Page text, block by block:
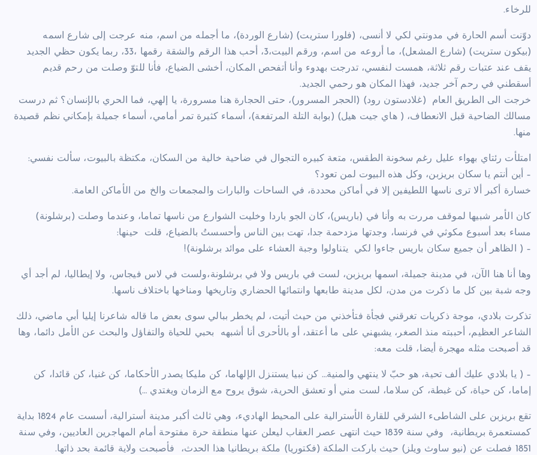
للرخاء.
دوّنت أسم الحارة في مدونتي لكي لا أنسى، (فلورا ستريت) (شارع الوردة)، ما أجمله من اسم، منه عرجت إلى شارع اسمه
(بيكون ستريت) (شارع المشعل)، ما أروعه من اسم، ورقم البيت،3، أحب هذا الرقم والشقة رقمها ،33، ربما يكون حظي الجديد
يقف عند عتبات رقم ثلاثة، همست لنفسي، تدرجت بهدوء وأنا أتفحص المكان، أخشى الضياع، فأنا للتوّ وصلت من رحم قديم
أسقطني في رحم آخر جديد، فهذا المكان هو رحمي الجديد.
خرجت الى الطريق العام (غلادستون رود) (الحجر المسرور)، حتى الحجارة هنا مسرورة، يا إلهي، فما الحري بالإنسان؟ ثم درست
مسالك الضاحية قبل الانعطاف، ( هاي جيت هيل) (بوابة التلة المرتفعة)، أسماء كثيرة تمر أمامي، أسماء جميلة بإمكاني نظم قصيدة
منها.
امتلأت رئتاي بهواء عليل رغم سخونة الطقس، متعة كبيره التجوال في ضاحية خالية من السكان، مكتظة بالبيوت، سألت نفسي:
– أين أنتم يا سكان بريزبن، وكل هذه البيوت لمن تعود؟
خسارة أكبر ألا ترى ناسها اللطيفين إلا في أماكن محددة، في الساحات والبارات والمجمعات والخ من الأماكن العامة.
كان الأمر شبيها لموقف مررت به وأنا في (باريس)، كان الجو باردا وخليت الشوارع من ناسها تماما، وعندما وصلت (برشلونة)
مساء بعد أسبوع مكوثي في فرنسا، وجدتها مزدحمة جدا، تهت بين الناس وأحسستُ بالضياع، قلت حينها:
– ( الظاهر أن جميع سكان باريس جاءوا لكي يتناولوا وجبة العشاء على موائد برشلونة)!
وها أنا هنا الآن، في مدينة جميلة، اسمها بريزبن، لست في باريس ولا في برشلونة،ولست في لاس فيجاس، ولا إيطاليا، لم أجد أي
وجه شبة بين كل ما ذكرت من مدن، لكل مدينة طابعها وانتمائها الحضاري وتاريخها ومناخها باختلاف ناسها.
تذكرت بلادي، موجة ذكريات تغرقني فجأة فتأخذني من حيث أتيت، لم يخطر ببالي سوى بعض ما قاله شاعرنا إيليا أبي ماضي، ذلك
الشاعر العظيم، أحببته منذ الصغر، يشبهني على ما أعتقد، أو بالأحرى أنا أشبهه بحبي للحياة والتفاؤل والبحث عن الأمل دائما، وها
قد أصبحت مثله مهجرة أيضا، قلت معه:
– ( يا بلادي عليك ألف تحية، هو حبّ لا ينتهي والمنية… كن نبيا يستنزل الإلهاما، كن مليكا يصدر الأحكاما، كن غنيا، كن قائدا، كن
إماما، كن حياة، كن غبطة، كن سلاما، لست مني أو تعشق الحرية، شوق يروح مع الزمان ويغتدي …)
تقع بريزبن على الشاطىء الشرقي للقارة الأسترالية على المحيط الهاديء، وهي ثالث أكبر مدينة أسترالية، أسست عام 1824 بداية
كمستعمرة بريطانية، وفي سنة 1839 حيث انتهى عصر العقاب ليعلن عنها منطقة حرة مفتوحة أمام المهاجرين العاديين، وفي سنة
1851 فصلت عن (نيو ساوث ويلز) حيث باركت الملكة (فكتوريا) ملكة بريطانيا هذا الحدث، فأصبحت ولاية قائمة بحد ذاتها.